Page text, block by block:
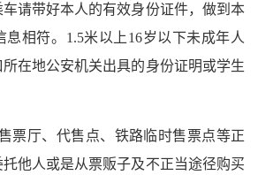
请带好本人的有效身份证件，做到本
息相符。1.5米以上16岁以下未成年人
在地公安机关出具的身份证明或学生
票厅、代售点、铁路临时售票点等正
他人或是从票贩子及不正当途径购买